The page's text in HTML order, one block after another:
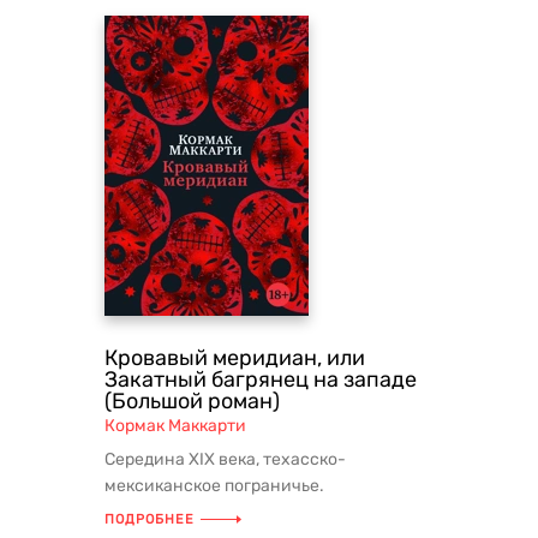
Кровавый меридиан, или
Закатный багрянец на западе
(Большой роман)
Кормак Маккарти
Середина XIX века, техасско-
мексиканское пограничье.
Четырнадцатилетний подросток из
ПОДРОБНЕЕ